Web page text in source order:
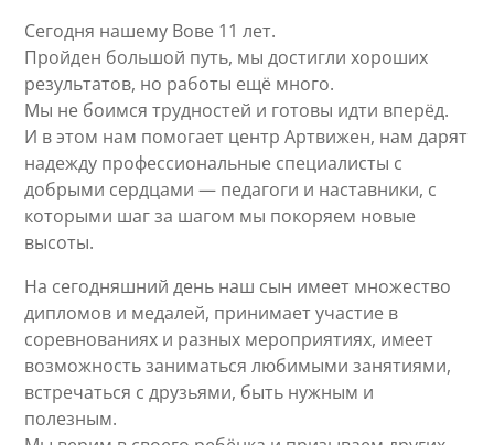
Сегодня нашему Вове 11 лет.
Пройден большой путь, мы достигли хороших
результатов, но работы ещё много.
Мы не боимся трудностей и готовы идти вперёд.
И в этом нам помогает центр Артвижен, нам дарят
надежду профессиональные специалисты с
добрыми сердцами — педагоги и наставники, с
которыми шаг за шагом мы покоряем новые
высоты.
На сегодняшний день наш сын имеет множество
дипломов и медалей, принимает участие в
соревнованиях и разных мероприятиях, имеет
возможность заниматься любимыми занятиями,
встречаться с друзьями, быть нужным и
полезным.